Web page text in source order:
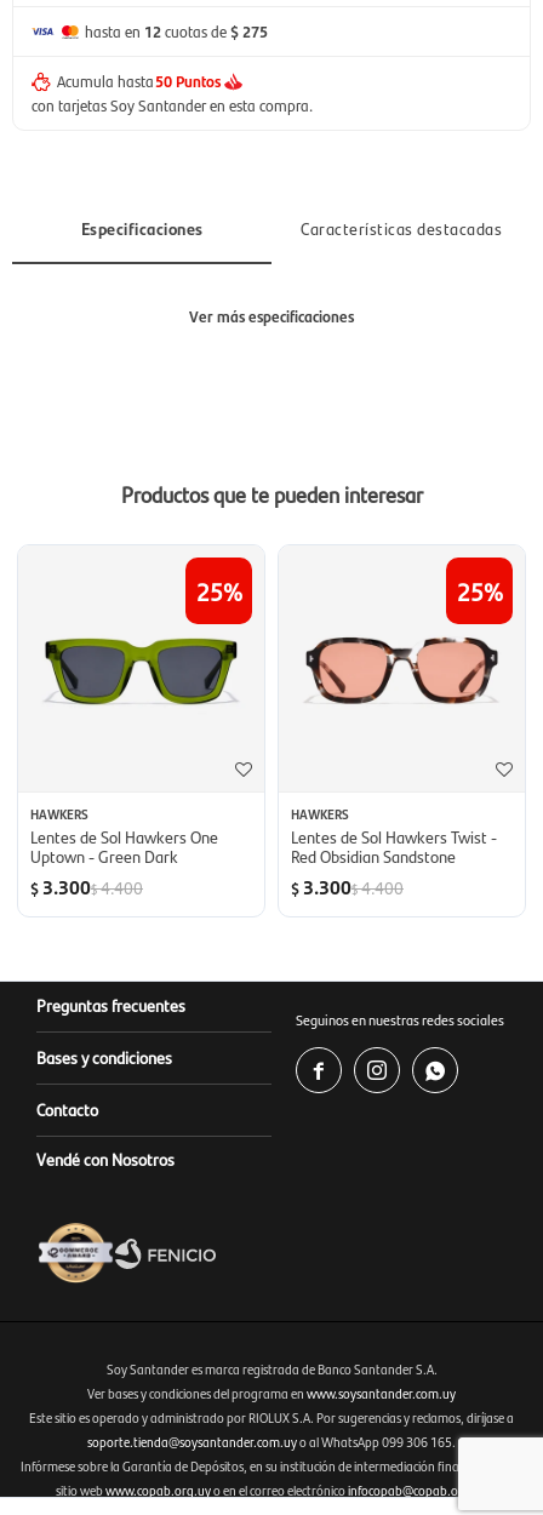
hasta en 12cuotas de$ 275
Acumula hasta50 Puntos
con tarjetas Soy Santander en esta compra.
Especificaciones Características destacadas
Hombre, Mujer
Ver más especificaciones
Productos que te pueden interesar
25
HAWKERS
Lentes de Sol Hawkers One
Uptown - Green Dark
$ 3.300$4.400
25
HAWKERS
Lentes de Sol Hawkers Twist -
Red Obsidian Sandstone
$ 3.300$4.400
Preguntas frecuentes
Bases y condiciones
Contacto
Vendé con Nosotros
Seguinos en nuestras redes sociales
  
Fenicio eCommerce Uruguay
Soy Santander es marca registrada de Banco Santander S.A.
Ver bases y condiciones del programa en www.soysantander.com.uy
Este sitio es operado y administrado por RIOLUX S.A. Por sugerencias y reclamos, diríjase a
soporte.tienda@soysantander.com.uyo al WhatsApp 099 306 165.
Infórmese sobre la Garantía de Depósitos, en su institución de intermediación financiera, en el
sitio webwww.copab.org.uyo en el correo electrónicoinfocopab@copab.org.uy